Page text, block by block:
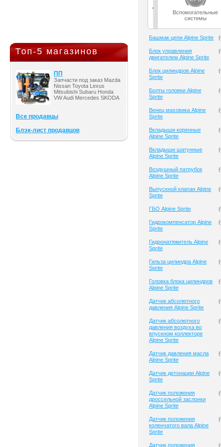
Топ-5 магазинов
ПП
Запчасти под заказ Mazda
Nissan Toyota Lexus
Mitsubishi Subaru Honda
VW Audi Mercedes SKODA
Все продавцы
Блэк-лист продавцов
Вспомогательные
системы
Башмак цепи Alpine Sprite (
Блок управления
двигателем Alpine Sprite
(
Блок цилиндров Alpine
Sprite
(
Болты головки Alpine
Sprite
(
Венец маховика Alpine
Sprite
(
Вкладыши коренные
Alpine Sprite
(
Вкладыши шатунные
Alpine Sprite
(
Воздушный патрубок
Alpine Sprite
(
Выпускной клапан Alpine
Sprite
(
ГБО Alpine Sprite (
Гидрокомпенсатор Alpine
Sprite
(
Гидронатяжитель Alpine
Sprite
(
Гильза цилиндра Alpine
Sprite
(
Головка блока цилиндров
Alpine Sprite
(
Датчик абсолютного
давления Alpine Sprite
(
Датчик абсолютного
давления воздуха во
впускном коллекторе
Alpine Sprite
(
Датчик давления масла
Alpine Sprite
(
Датчик детонации Alpine
Sprite
(
Датчик положения
дроссельной заслонки
Alpine Sprite
(
Датчик положения
коленчатого вала Alpine
Sprite
(
Датчик положения
(